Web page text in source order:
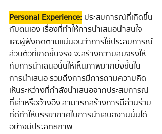
Personal Experience: ประสบการณ์ที่เกิดขึ้น
กับตนเอง เรื่องที่ทำให้การนำเสนอน่าสนใจ
และผู้ฟังคิดตามแน่นอนว่าการใช้ประสบการณ์
ส่วนตัวที่เกิดขึ้นจริง จะสร้างความสมจริงให้
กับการนำเสนอนั้นให้เห็นภาพมากยิ่งขึ้นใน
การนำเสนอ รวมถึงการมีการถามความคิด
เห็นระหว่างที่กำลังนำเสนอจากประสบการณ์
ที่เล่าหรืออ้างอิง สามารถสร้างการมีส่วนร่วม
ที่ดีทำให้บรรยากาศในการนำเสนองานนั้นได้
อย่างมีประสิทธิภาพ